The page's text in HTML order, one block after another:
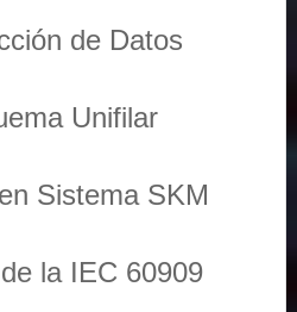
de Datos
Unifilar
Sistema SKM
la IEC 60909